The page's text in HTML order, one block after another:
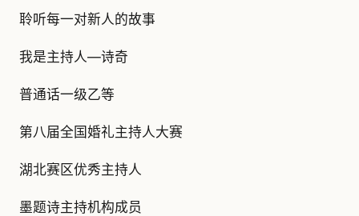
聆听每一对新人的故事
我是主持人—诗奇
普通话一级乙等
第八届全国婚礼主持人大赛
湖北赛区优秀主持人
墨题诗主持机构成员